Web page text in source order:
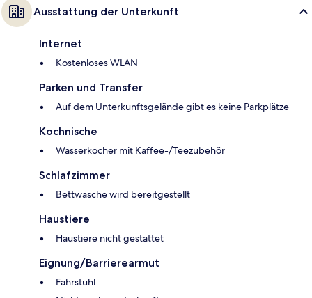
Ausstattung der Unterkunft
Internet
Kostenloses WLAN
Parken und Transfer
Auf dem Unterkunftsgelände gibt es keine Parkplätze
Kochnische
Wasserkocher mit Kaffee-/Teezubehör
Schlafzimmer
Bettwäsche wird bereitgestellt
Haustiere
Haustiere nicht gestattet
Eignung/Barrierearmut
Fahrstuhl